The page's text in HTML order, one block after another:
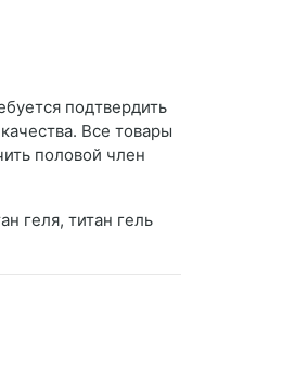
подтвердить
Все товары
половой член
геля, титан гель